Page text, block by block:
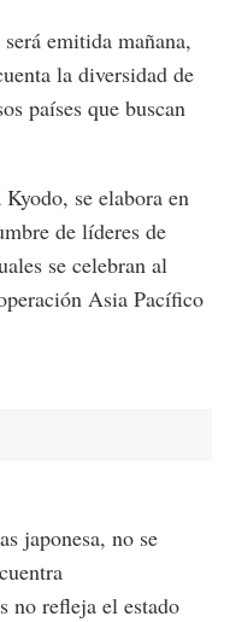
emitida mañana,
la diversidad de
países que buscan
se elabora en
de líderes de
se celebran al
Asia Pacífico
japonesa, no se
no refleja el estado